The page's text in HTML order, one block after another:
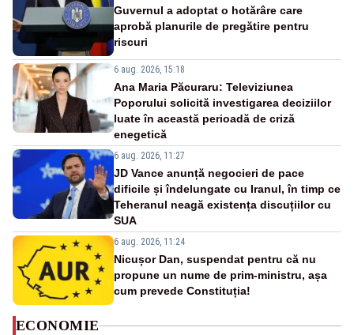
Guvernul a adoptat o hotărâre care
aprobă planurile de pregătire pentru
riscuri
6 aug. 2026, 15:18
Ana Maria Păcuraru: Televiziunea
Poporului solicită investigarea deciziilor
luate în această perioadă de criză
enegetică
6 aug. 2026, 11:27
JD Vance anunță negocieri de pace
dificile și îndelungate cu Iranul, în timp ce
Teheranul neagă existența discuțiilor cu
SUA
6 aug. 2026, 11:24
Nicușor Dan, suspendat pentru că nu
propune un nume de prim-ministru, așa
cum prevede Constituția!
ECONOMIE